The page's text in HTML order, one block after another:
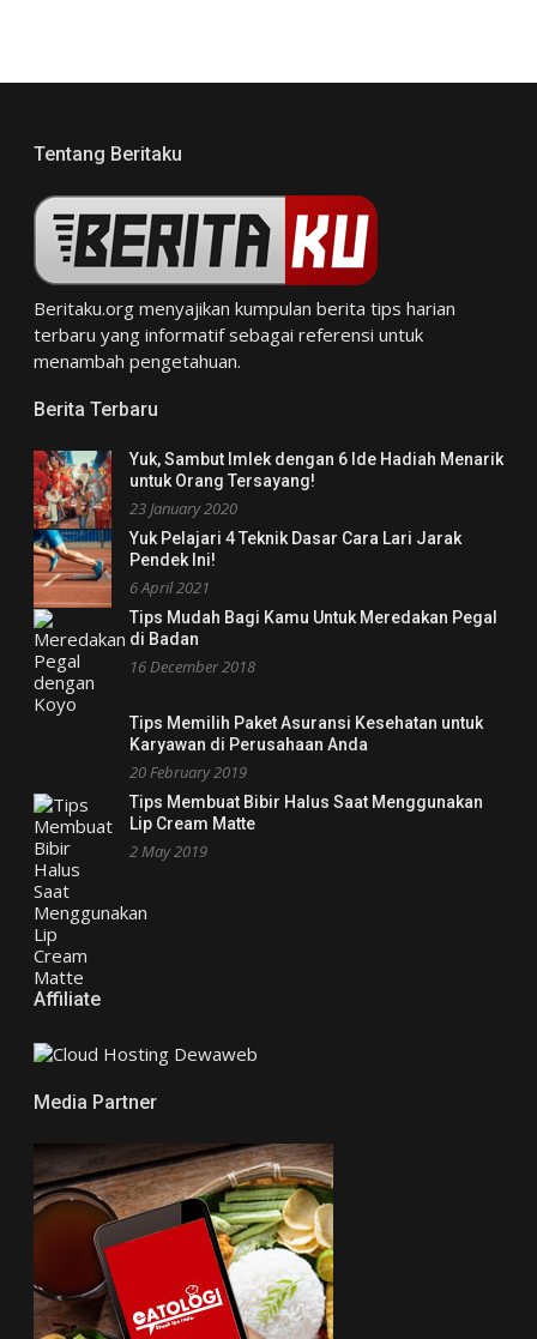
Tentang Beritaku
Beritaku.orgmenyajikan kumpulan berita tips harian
terbaru yang informatif sebagai referensi untuk
menambah pengetahuan.
Berita Terbaru
Yuk, Sambut Imlek dengan 6 Ide Hadiah Menarik
untuk Orang Tersayang!
23 January 2020
Yuk Pelajari 4 Teknik Dasar Cara Lari Jarak
Pendek Ini!
6 April 2021
Tips Mudah Bagi Kamu Untuk Meredakan Pegal
di Badan
16 December 2018
Tips Memilih Paket Asuransi Kesehatan untuk
Karyawan di Perusahaan Anda
20 February 2019
Tips Membuat Bibir Halus Saat Menggunakan
Lip Cream Matte
2 May 2019
Affiliate
Media Partner